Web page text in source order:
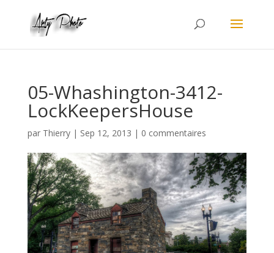
05-Whashington-3412-
LockKeepersHouse
par Thierry| Sep 12, 2013 | 0 commentaires